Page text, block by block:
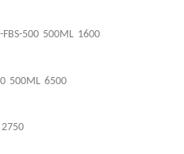
FBS-500 500ML 1600
500ML 6500
2750